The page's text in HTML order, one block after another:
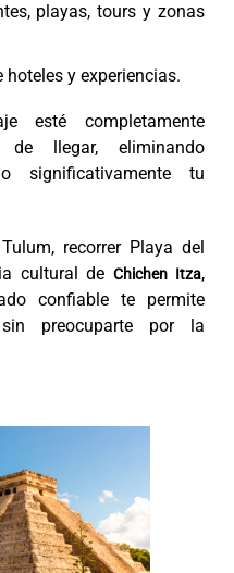
playas, tours y zonas
y experiencias.
esté completamente
de llegar, eliminando
significativamente tu
recorrer Playa del
cultural de Chichen Itza,
confiable te permite
preocuparte por la